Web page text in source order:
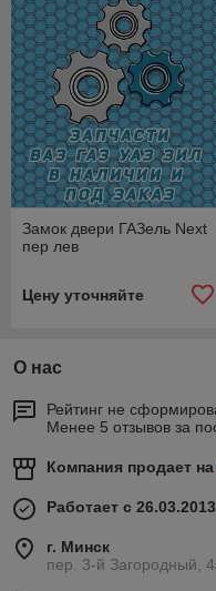
Замок двери ГАЗель Next
пер лев
Цену уточняйте
О нас
Рейтинг не
Менее 5 отзывов за
Компания продает на
Работает с 26.03.2013
г. Минск
пер. 3-й Загородный,